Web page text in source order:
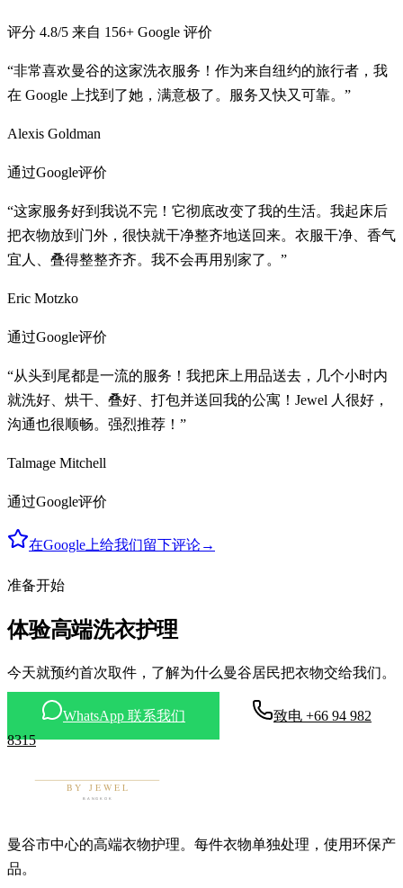
评分 4.8/5 来自 156+ Google 评价
“非常喜欢曼谷的这家洗衣服务！作为来自纽约的旅行者，我
在 Google 上找到了她，满意极了。服务又快又可靠。”
Alexis Goldman
通过Google评价
“这家服务好到我说不完！它彻底改变了我的生活。我起床后
把衣物放到门外，很快就干净整齐地送回来。衣服干净、香气
宜人、叠得整整齐齐。我不会再用别家了。”
Eric Motzko
通过Google评价
“从头到尾都是一流的服务！我把床上用品送去，几个小时内
就洗好、烘干、叠好、打包并送回我的公寓！Jewel 人很好，
沟通也很顺畅。强烈推荐！”
Talmage Mitchell
通过Google评价
在Google上给我们留下评论→
准备开始
体验高端洗衣护理
今天就预约首次取件，了解为什么曼谷居民把衣物交给我们。
WhatsApp 联系我们
致电 +66 94 982
8315
曼谷市中心的高端衣物护理。每件衣物单独处理，使用环保产
品。